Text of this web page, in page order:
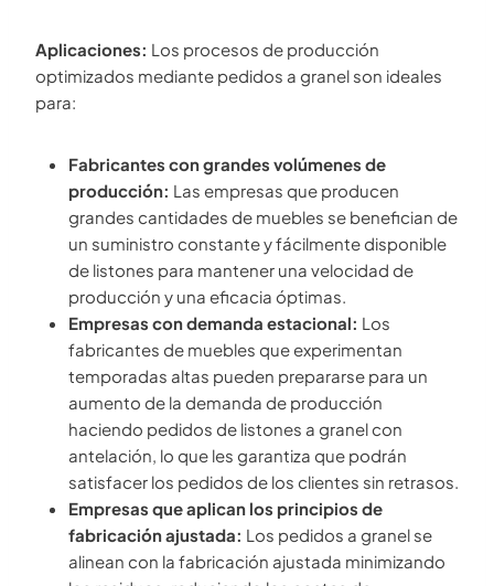
Aplicaciones: Los procesos de producción
optimizados mediante pedidos a granel son ideales
para:
Fabricantes con grandes volúmenes de
producción: Las empresas que producen
grandes cantidades de muebles se benefician de
un suministro constante y fácilmente disponible
de listones para mantener una velocidad de
producción y una eficacia óptimas.
Empresas con demanda estacional: Los
fabricantes de muebles que experimentan
temporadas altas pueden prepararse para un
aumento de la demanda de producción
haciendo pedidos de listones a granel con
antelación, lo que les garantiza que podrán
satisfacer los pedidos de los clientes sin retrasos.
Empresas que aplican los principios de
fabricación ajustada: Los pedidos a granel se
alinean con la fabricación ajustada minimizando